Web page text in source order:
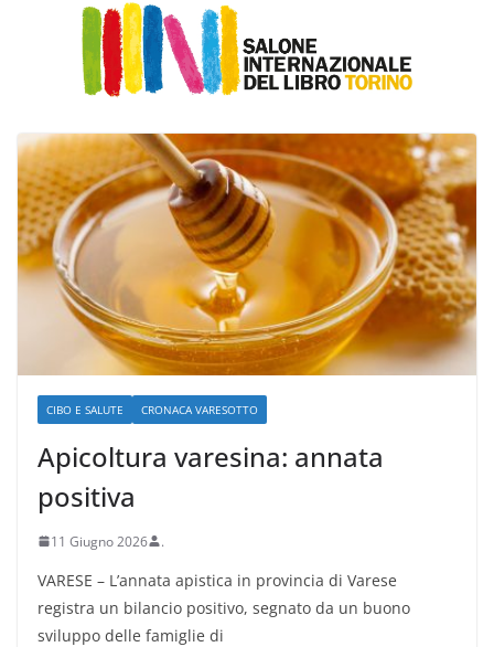
CIBO E SALUTE CRONACA VARESOTTO
Apicoltura varesina: annata
positiva
11 Giugno 2026 .
VARESE – L’annata apistica in provincia di Varese
registra un bilancio positivo, segnato da un buono
sviluppo delle famiglie di